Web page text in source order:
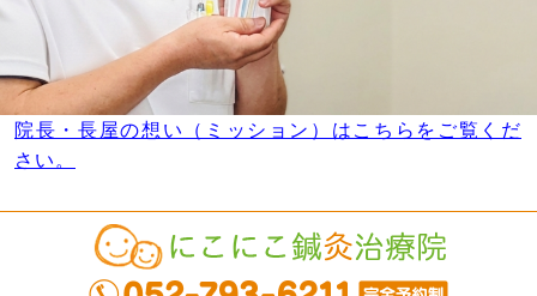
院長・長屋の想い（ミッション）はこちらをご覧くだ
さい。